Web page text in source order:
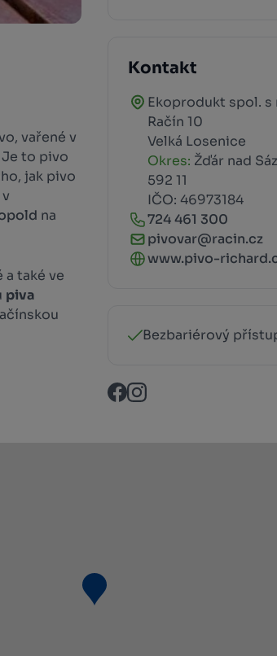
Kontakt
Ekoprodukt spol. s
Račín 10
Velká Losenice
Okres: Žďár nad
592 11
IČO: 46973184
724 461 300
pivovar@racin.cz
www.pivo-
Bezbariérový
vařené v
to pivo
jak pivo
na
také ve
piva